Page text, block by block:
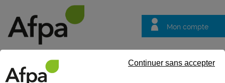
Mon compte
questions
Continuer sans accepter